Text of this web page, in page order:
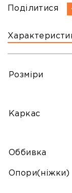
Поділитися
Розміри
Каркас
Оббивка
Опори(ніжки)